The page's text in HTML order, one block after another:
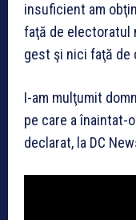
insuficient am
faţă de electoratul
gest şi nici faţă de
I-am mulţumit
pe care a înaintat-
declarat, la DC